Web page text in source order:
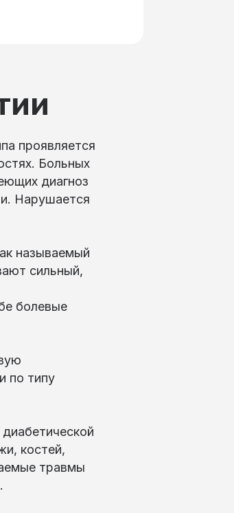
проявляется
Больных
диагноз
Нарушается
называемый
сильный,
болевые
по типу
костей,
травмы